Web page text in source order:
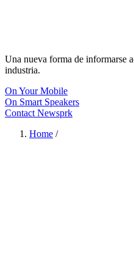
Una nueva forma de informarse
industria.
On Your Mobile
On Smart Speakers
Contact Newsprk
Home /